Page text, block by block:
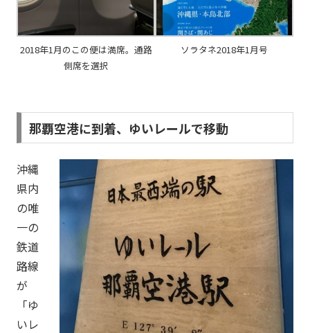
2018年1月のこの便は満席。通路
側席を選択
ソラタネ2018年1月号
那覇空港に到着、ゆいレールで移動
沖縄
県内
の唯
一の
鉄道
路線
が
「ゆ
いレ